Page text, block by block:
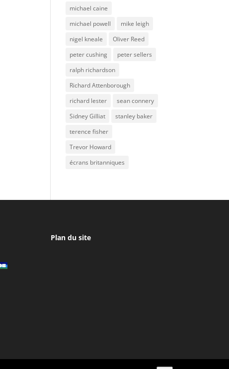
michael caine
michael powell
mike leigh
nigel kneale
Oliver Reed
peter cushing
peter sellers
ralph richardson
Richard Attenborough
richard lester
sean connery
Sidney Gilliat
stanley baker
terence fisher
Trevor Howard
écrans britanniques
Plan du site